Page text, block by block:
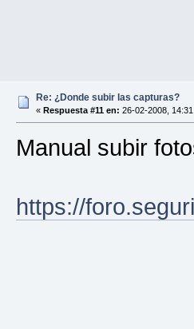
Re: ¿Donde subir las capturas?
« Respuesta #11 en: 26-02-2008,
Manual subir
https://